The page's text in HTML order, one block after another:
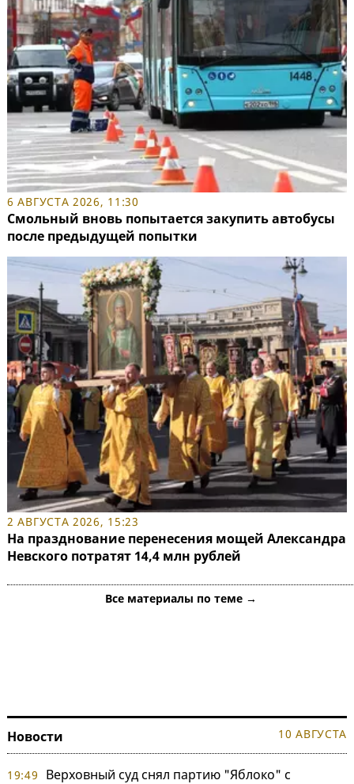
6 АВГУСТА 2026, 11:30
Смольный вновь попытается закупить автобусы
после предыдущей попытки
2 АВГУСТА 2026, 15:23
На празднование перенесения мощей Александра
Невского потратят 14,4 млн рублей
Все материалы по теме →
Новости 10 АВГУСТА
19:49
Верховный суд снял партию "Яблоко" с